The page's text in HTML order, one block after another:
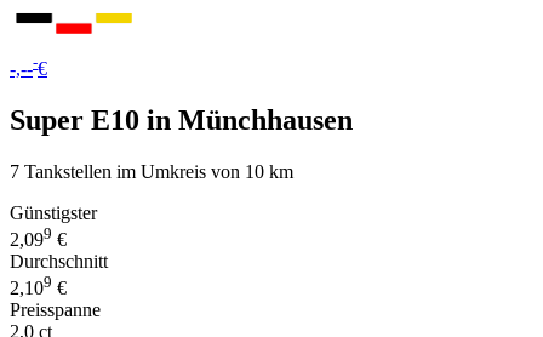
-,---€
Super E10 in Münchhausen
7 Tankstellen im Umkreis von 10 km
Günstigster
2,099 €
Durchschnitt
2,109 €
Preisspanne
2,0 ct